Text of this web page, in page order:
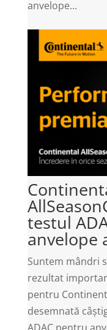
anvelope...
testul
anvelope
Suntem mândri
rezultat
pentru
desemnată